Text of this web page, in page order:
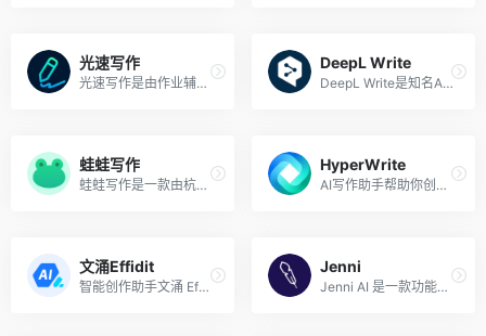
光速写作
光速写作是由作业辅导软件作业帮所在公司好课帮助推出的一款AI写作工具，旨在帮助学生和职场人士高效地创作内容，无论是文章、段落、句子还是短文，都能迅速生成。用户只需输入相应的关键词或描述，光速写作便能根据其强大的AI技术，为用户量身定制内容，适用于新闻报道、广告文案、学术论文等多种写作场合。
DeepL Write
DeepL Write是知名AI翻译工具DeepL推出的文章润色和智能修改工具，帮助写作者清晰、准确、从容地书写，用户可以使用DeepL Write一键完善写作，支持英语（英式）、英语（美式）、德语等语言。
蛙蛙写作
蛙蛙写作是一款由杭州波形智能科技有限公司（AIWaves）开发的人工智能小说和内容写作助手，致力于帮助作者提高写作效率和创作质量。这款工具利用先进的AI技术，为用户提供了一系列写作辅助功能，使得创作过程更加便捷和高效。蛙蛙写作的目标是让内容创作变得更加简单，无论是专业作家、自媒体运营者还是普通爱好者，都能通过这款工具快速产出高质量的作品。
HyperWrite
AI写作助手帮助你创作内容更自信
文涌Effidit
智能创作助手文涌 Effidit 是由腾讯 AI Lab 开发的一个研究性原型系统，探索用 AI 技术提升写作者的写作效率和创作体验。该智能创作助手提供智能纠错、文本补全、文本改写、文本扩写、词语推荐、句子推荐与生成等功能，可帮助用户轻松完成中英文写作，提高写作效率。
Jenni
Jenni AI 是一款功能强大的 AI 写作工具，可帮助用户创建引人入胜且信息丰富的内容。无论你是需要撰写研究论文、博客文章、社交媒体标题、产品描述还是任何其他类型的文本，Jenni AI 都可以在几分钟内生成高质量的内容，从而帮助你节省时间和精力。